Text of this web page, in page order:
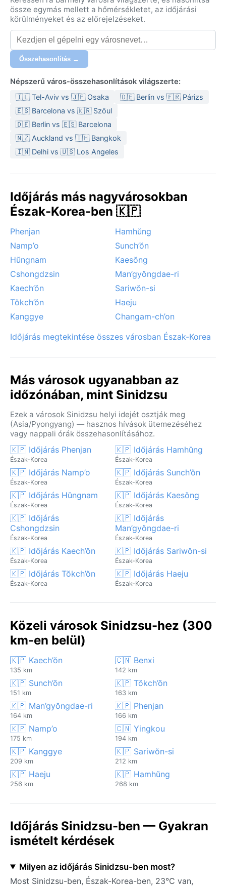
össze egymás mellett a hőmérsékletet, az időjárási
körülményeket és az előrejelzéseket.
Összehasonlítás →
Népszerű város-összehasonlítások világszerte:
🇮🇱 Tel-Aviv vs 🇯🇵 Osaka
🇩🇪 Berlin vs 🇫🇷 Párizs
🇪🇸 Barcelona vs 🇰🇷 Szöul
🇩🇪 Berlin vs 🇪🇸 Barcelona
🇳🇿 Auckland vs 🇹🇭 Bangkok
🇮🇳 Delhi vs 🇺🇸 Los Angeles
Időjárás más nagyvárosokban
Észak-Korea-ben 🇰🇵
Phenjan
Hamhŭng
Namp’o
Sunch’ŏn
Hŭngnam
Kaesŏng
Cshongdzsin
Man’gyŏngdae-ri
Kaech’ŏn
Sariwŏn-si
Tŏkch’ŏn
Haeju
Kanggye
Changam-ch’on
Időjárás megtekintése összes városban Észak-Korea
Más városok ugyanabban az
időzónában, mint Sinidzsu
Ezek a városok Sinidzsu helyi idejét osztják meg
(Asia/Pyongyang) — hasznos hívások ütemezéséhez
vagy nappali órák összehasonlításához.
🇰🇵 Időjárás Phenjan
Észak-Korea
🇰🇵 Időjárás Hamhŭng
Észak-Korea
🇰🇵 Időjárás Namp’o
Észak-Korea
🇰🇵 Időjárás Sunch’ŏn
Észak-Korea
🇰🇵 Időjárás Hŭngnam
Észak-Korea
🇰🇵 Időjárás Kaesŏng
Észak-Korea
🇰🇵 Időjárás
Cshongdzsin
Észak-Korea
🇰🇵 Időjárás
Man’gyŏngdae-ri
Észak-Korea
🇰🇵 Időjárás Kaech’ŏn
Észak-Korea
🇰🇵 Időjárás Sariwŏn-si
Észak-Korea
🇰🇵 Időjárás Tŏkch’ŏn
Észak-Korea
🇰🇵 Időjárás Haeju
Észak-Korea
Közeli városok Sinidzsu-hez (300
km-en belül)
🇰🇵 Kaech’ŏn
135 km
🇨🇳 Benxi
142 km
🇰🇵 Sunch’ŏn
151 km
🇰🇵 Tŏkch’ŏn
163 km
🇰🇵 Man’gyŏngdae-ri
164 km
🇰🇵 Phenjan
166 km
🇰🇵 Namp’o
175 km
🇨🇳 Yingkou
194 km
🇰🇵 Kanggye
209 km
🇰🇵 Sariwŏn-si
212 km
🇰🇵 Haeju
256 km
🇰🇵 Hamhŭng
268 km
Időjárás Sinidzsu-ben — Gyakran
ismételt kérdések
Milyen az időjárás Sinidzsu-ben most?
Most Sinidzsu-ben, Észak-Korea-ben, 23°C van,